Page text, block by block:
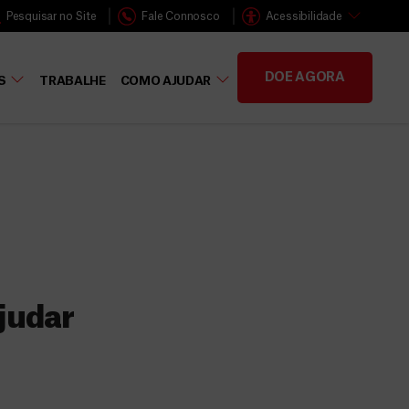
Pesquisar no Site Fale Connosco Acessibilidade
TRABALHE COMO AJUDAR DOE AGORA